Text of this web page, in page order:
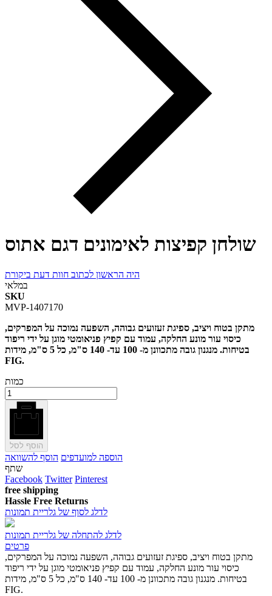
שולחן קפיצות לאימונים דגם אתוס
היה הראשון לכתוב חוות דעת ביקורת
במלאי
SKU
MVP-1407170
מתקן בטוח ויציב, ספיגת זעזועים גבוהה, השפעה נמוכה על המפרקים,
כיסוי עור מונע החלקה, עמוד עם קפיץ פניאומטי מוגן על ידי ריפוד
בטיחות. מנגנון גובה מתכוונן מ- 100 עד- 140 ס"מ, כל 5 ס"מ, מידות
FIG.
כמות
הוסף לסל
הוספה למועדפים הוסף להשוואה
שתף
Facebook Twitter Pinterest
free shipping
Hassle Free Returns
לדלג לסוף של גלריית תמונות
לדלג להתחלה של גלריית תמונות
פרטים
מתקן בטוח ויציב, ספיגת זעזועים גבוהה, השפעה נמוכה על המפרקים,
כיסוי עור מונע החלקה, עמוד עם קפיץ פניאומטי מוגן על ידי ריפוד
בטיחות. מנגנון גובה מתכוונן מ- 100 עד- 140 ס"מ, כל 5 ס"מ, מידות
FIG.